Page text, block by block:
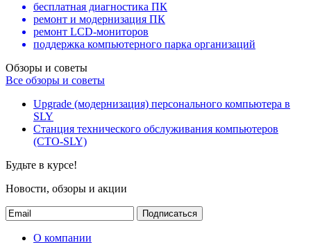
бесплатная диагностика ПК
ремонт и модернизация ПК
ремонт LCD-мониторов
поддержка компьютерного парка организаций
Обзоры и советы
Все обзоры и советы
Upgrade (модернизация) персонального компьютера в
SLY
Станция технического обслуживания компьютеров
(СТО-SLY)
Будьте в курсе!
Новости, обзоры и акции
Подписаться
О компании